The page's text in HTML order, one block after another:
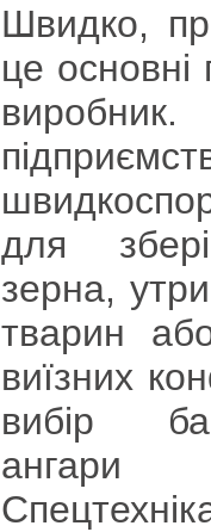
Швидко,
це основні
для
зерна,
тварин
виїзних
вибір
ангари